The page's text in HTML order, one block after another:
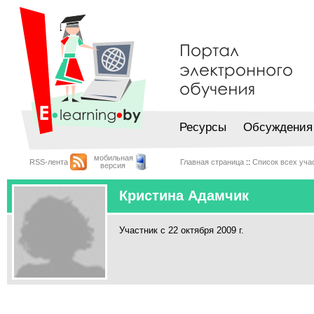
Ресурсы Обсуждения
RSS-лента
мобильная
версия
Главная страница :: Список всех
Кристина Адамчик
Участник с 22 октября 2009 г.